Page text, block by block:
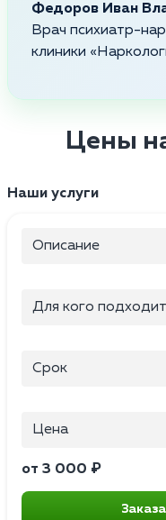
Федоров Иван
Врач психиатр-
клиники
Цены
Наши услуги
Описание
Для кого подходит
Срок
Цена
от 3 000 ₽